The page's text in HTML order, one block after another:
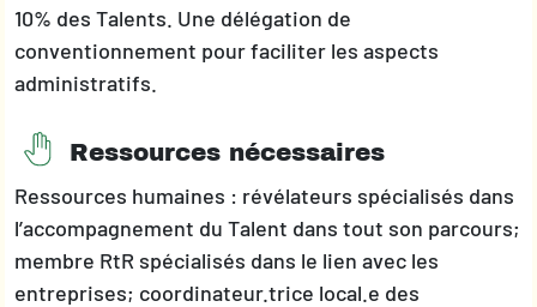
10% des Talents. Une délégation de
conventionnement pour faciliter les aspects
administratifs.
Ressources nécessaires
Ressources humaines : révélateurs spécialisés dans
l’accompagnement du Talent dans tout son parcours;
membre RtR spécialisés dans le lien avec les
entreprises; coordinateur.trice local.e des